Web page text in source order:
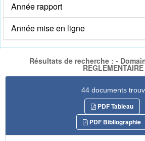
Année rapport
Année mise en ligne
Résultats de recherche : -
REGLEMENTAIRE
44 documents
PDF Tableau
PDF Bibliographie